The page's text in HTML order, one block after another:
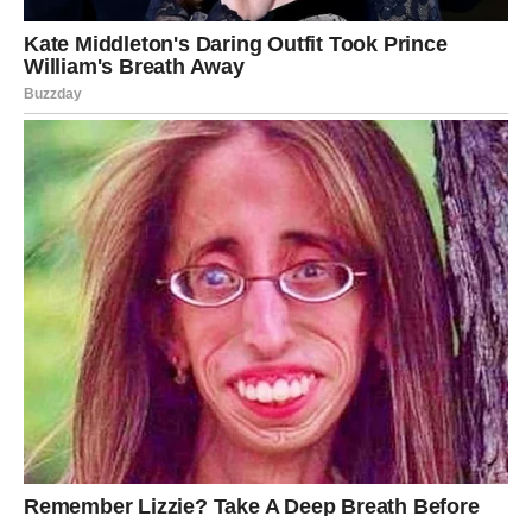
se javiš nekome – uradi to
promeniš plan – veruj tom osećaju
odmoriš ili usporiš – poslušaj telo
Magija se često krije u malim odlukama koje prave veliku
razliku.
Saveti za ovna u prvim danima
februara
Da bi u potpunosti iskoristio/la energiju magije i čuda,
važno je da:
veruješ procesu, čak i kada ne vidiš celu sliku